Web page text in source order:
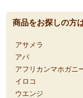
商品をお探しの方
アサメラ
アパ
アフリカンマホガニ
イロコ
ウエンジ